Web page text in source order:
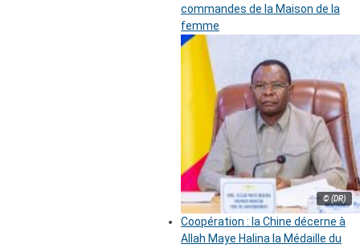
commandes de la Maison de la
femme
© (DR)
Coopération : la Chine décerne à
Allah Maye Halina la Médaille du